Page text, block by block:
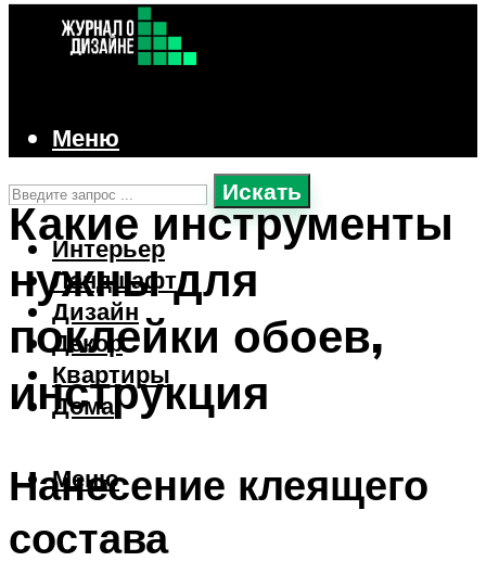
Искать
Интерьер
Ландшафт
Дизайн
Декор
Квартиры
Дома
Меню
Меню
Какие инструменты
нужны для
поклейки обоев,
инструкция
Нанесение клеящего
состава